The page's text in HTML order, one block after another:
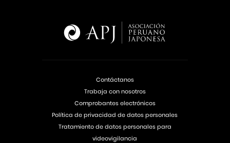
Contáctanos
Trabaja con nosotros
Comprobantes electrónicos
Política de privacidad de datos personales
Tratamiento de datos personales para
videovigilancia